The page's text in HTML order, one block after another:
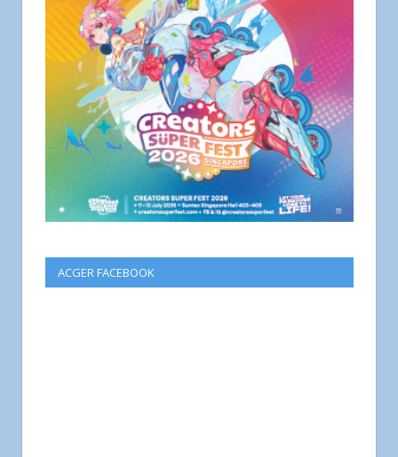
ACGER FACEBOOK